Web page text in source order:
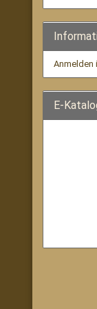
Anmelden
E-